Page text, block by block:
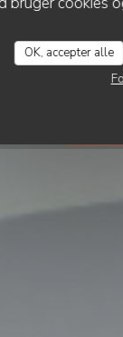
OK, accepter alle